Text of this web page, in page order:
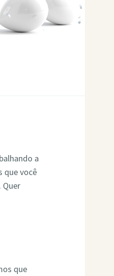
a
que você
Quer
que